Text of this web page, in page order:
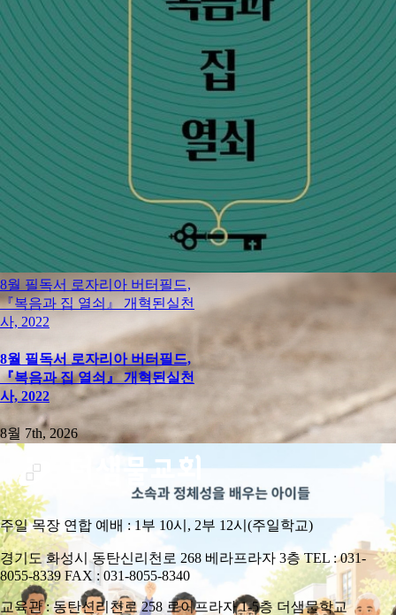
8월 필독서 로자리아 버터필드,
『복음과 집 열쇠』 개혁된실천
사, 2022
8월 필독서 로자리아 버터필드,
『복음과 집 열쇠』 개혁된실천
사, 2022
8월 7th, 2026
주일 목장 연합 예배 : 1부 10시, 2부 12시(주일학교)
경기도 화성시 동탄신리천로 268 베라프라자 3층 TEL : 031-
8055-8339 FAX : 031-8055-8340
교육관 : 동탄신리천로 258 로이프라자 1-5층 더샘물학교